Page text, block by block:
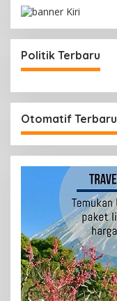
Politik Terbaru
Otomatif Terbaru